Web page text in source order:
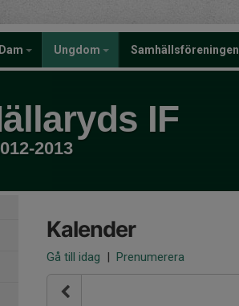
Dam Ungdom Samhällsföreningen
IF
2013
Kalender
Gå till idag | Prenumerera